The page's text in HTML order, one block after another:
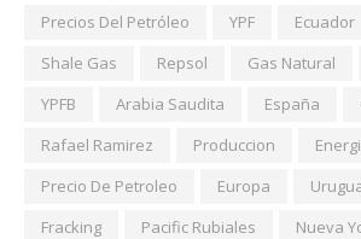
Precios Del Petróleo
YPF Ecuador
Shale Gas
Repsol Gas Natural
YPFB
Arabia Saudita España
Rafael Ramirez
Produccion
Precio De Petroleo
Europa
Fracking
Pacific Rubiales Nueva